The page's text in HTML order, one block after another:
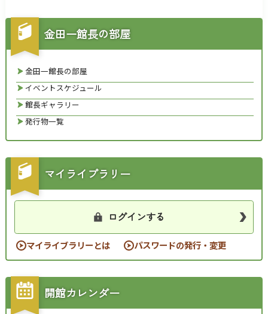
金田一館長の部屋
金田一館長の部屋
イベントスケジュール
館長ギャラリー
発行物一覧
マイライブラリー
ログインする
マイライブラリーとは パスワードの発行・変更
開館カレンダー